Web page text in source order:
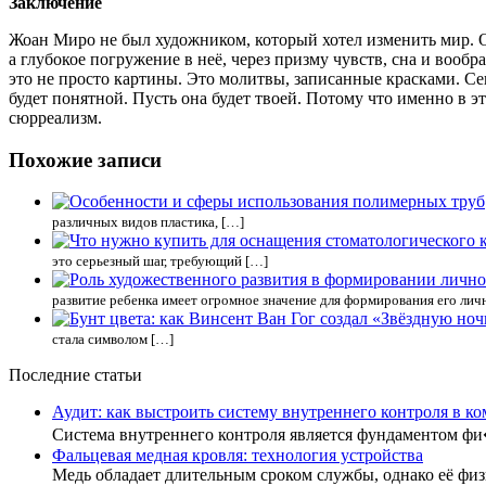
Жоан Миро не был художником, который хотел изменить мир.
а глубокое погружение в неё, через призму чувств, сна и
это не просто картины. Это молитвы, записанные красками.
будет понятной. Пусть она будет твоей. Потому что именно в
сюрреализм.
Похожие записи
различных видов пластика, […]
это серьезный шаг, требующий […]
развитие ребенка имеет огромное значение для формирования его
стала символом […]
Последние статьи
Аудит: как выстроить систему внутреннего контроля в
Система внутреннего контроля является фундаментом
Фальцевая медная кровля: технология устройства
Медь обладает длительным сроком службы, однако её